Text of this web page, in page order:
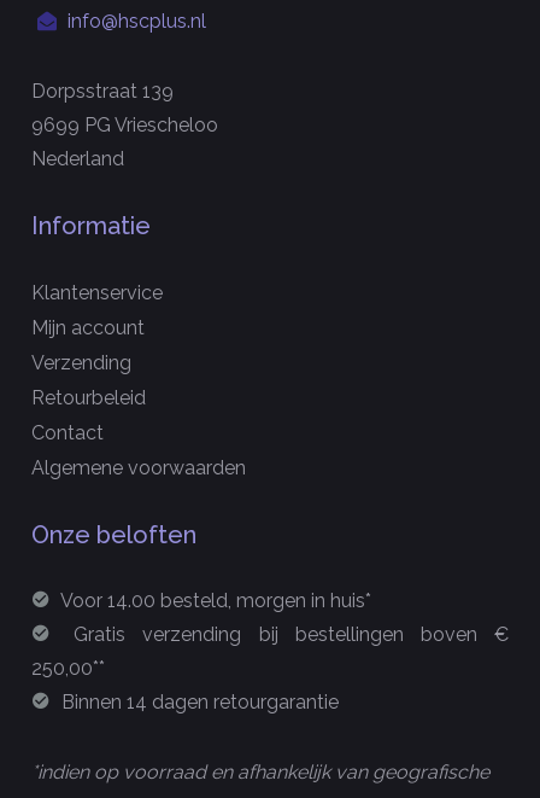
info@hscplus.nl
Dorpsstraat 139
9699 PG Vriescheloo
Nederland
Informatie
Klantenservice
Mijn account
Verzending
Retourbeleid
Contact
Algemene voorwaarden
Onze beloften
Voor 14.00 besteld, morgen in huis*
Gratis verzending bij bestellingen boven €
250,00**
Binnen 14 dagen retourgarantie
*indien op voorraad en afhankelijk van geografische